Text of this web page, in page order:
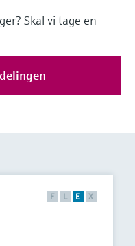
Skal vi tage en
F L E X